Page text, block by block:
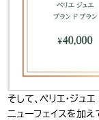
そして、ペリエ・ジュ
ニューフェイスを加